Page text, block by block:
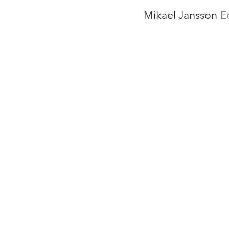
Mikael Jansson